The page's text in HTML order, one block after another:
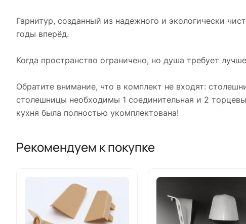
Гарнитур, созданный из надежного и экологически
годы вперёд.
Когда пространство ограничено, но душа требует
Обратите внимание, что в комплект не входят:
столешницы необходимы 1 соединительная и 2
кухня была полностью укомплектована!
Рекомендуем к покупке